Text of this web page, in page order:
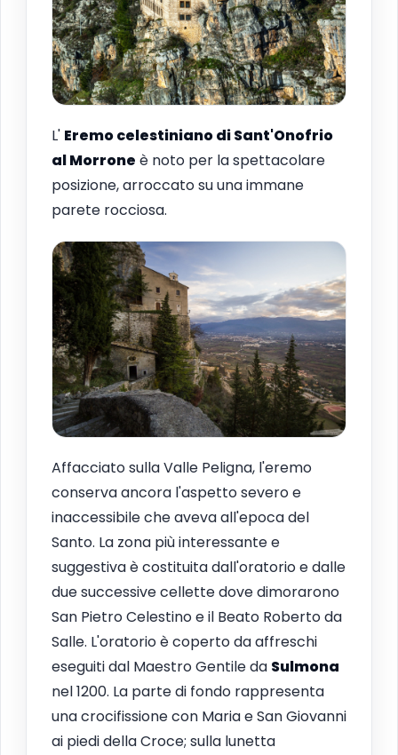
L' Eremo celestiniano di Sant'Onofrio
al Morrone è noto per la spettacolare
posizione, arroccato su una immane
parete rocciosa.
Affacciato sulla Valle Peligna, l'eremo
conserva ancora l'aspetto severo e
inaccessibile che aveva all'epoca del
Santo. La zona più interessante e
suggestiva è costituita dall'oratorio e dalle
due successive cellette dove dimorarono
San Pietro Celestino e il Beato Roberto da
Salle. L'oratorio è coperto da affreschi
eseguiti dal Maestro Gentile da Sulmona
nel 1200. La parte di fondo rappresenta
una crocifissione con Maria e San Giovanni
ai piedi della Croce; sulla lunetta